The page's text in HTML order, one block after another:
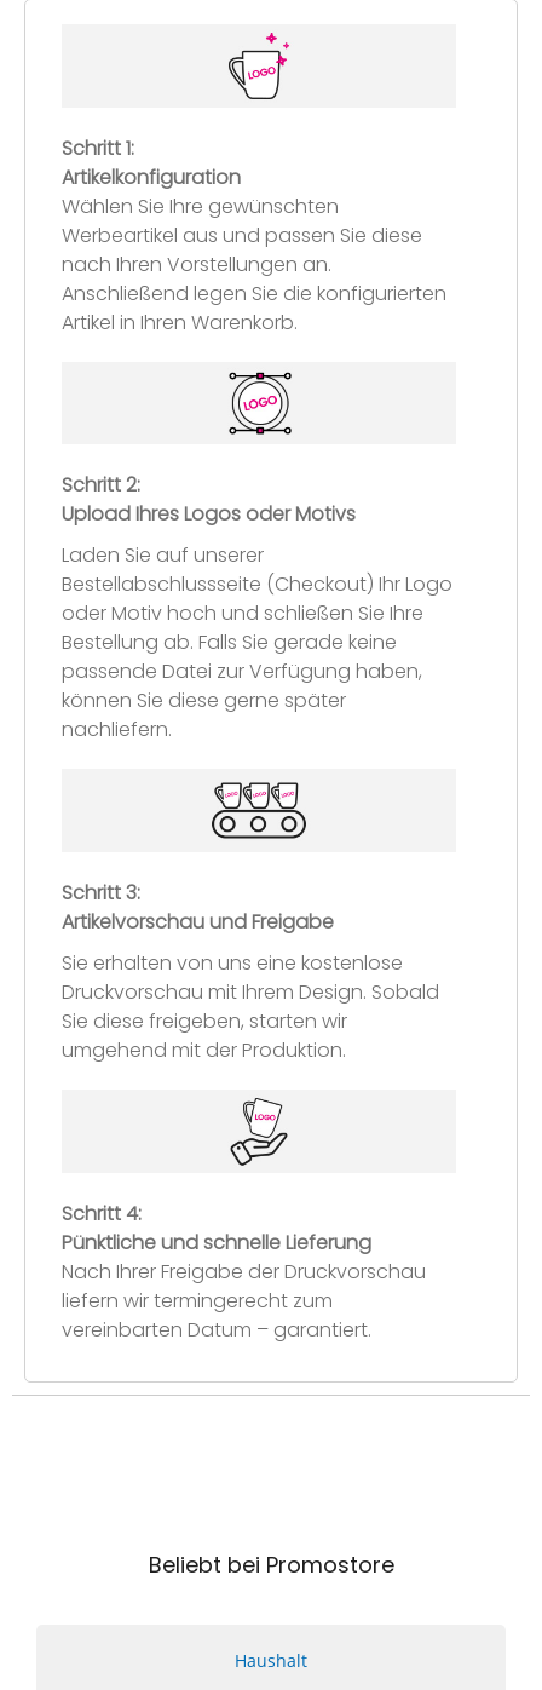
Schritt 1:
Artikelkonfiguration
Wählen Sie Ihre gewünschten
Werbeartikel aus und passen Sie diese
nach Ihren Vorstellungen an.
Anschließend legen Sie die konfigurierten
Artikel in Ihren Warenkorb.
Schritt 2:
Upload Ihres Logos oder Motivs
Laden Sie auf unserer
Bestellabschlussseite (Checkout) Ihr Logo
oder Motiv hoch und schließen Sie Ihre
Bestellung ab. Falls Sie gerade keine
passende Datei zur Verfügung haben,
können Sie diese gerne später
nachliefern.
Schritt 3:
Artikelvorschau und Freigabe
Sie erhalten von uns eine kostenlose
Druckvorschau mit Ihrem Design. Sobald
Sie diese freigeben, starten wir
umgehend mit der Produktion.
Schritt 4:
Pünktliche und schnelle Lieferung
Nach Ihrer Freigabe der Druckvorschau
liefern wir termingerecht zum
vereinbarten Datum – garantiert.
Beliebt bei Promostore
Haushalt